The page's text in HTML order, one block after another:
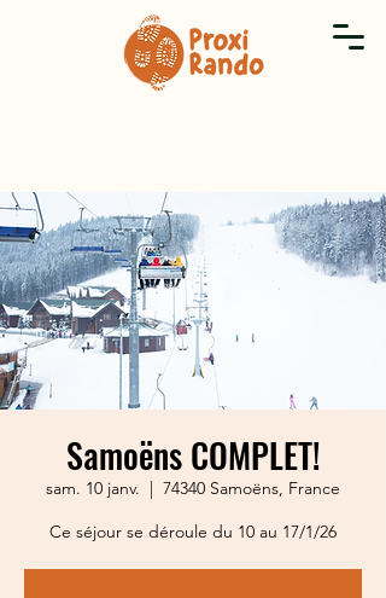
Samoëns COMPLET!
sam. 10 janv.
  |
74340 Samoëns, France
Ce séjour se déroule du 10 au 17/1/26